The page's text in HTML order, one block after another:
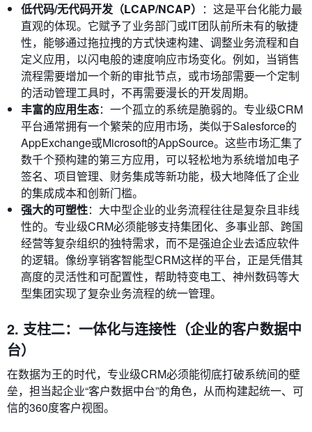
低代码/无代码开发（LCAP/NCAP） ：这是平台化能力最
直观的体现。它赋予了业务部门或IT团队前所未有的敏捷
性，能够通过拖拉拽的方式快速构建、调整业务流程和自
定义应用，以闪电般的速度响应市场变化。例如，当销售
流程需要增加一个新的审批节点，或市场部需要一个定制
的活动管理工具时，不再需要漫长的开发周期。
丰富的应用生态：一个孤立的系统是脆弱的。专业级CRM
平台通常拥有一个繁荣的应用市场，类似于Salesforce的
AppExchange或Microsoft的AppSource。这些市场汇集了
数千个预构建的第三方应用，可以轻松地为系统增加电子
签名、项目管理、财务集成等新功能，极大地降低了企业
的集成成本和创新门槛。
强大的可塑性：大中型企业的业务流程往往是复杂且非线
性的。专业级CRM必须能够支持集团化、多事业部、跨国
经营等复杂组织的独特需求，而不是强迫企业去适应软件
的逻辑。像纷享销客智能型CRM这样的平台，正是凭借其
高度的灵活性和可配置性，帮助特变电工、神州数码等大
型集团实现了复杂业务流程的统一管理。
2. 支柱二：一体化与连接性（企业的客户数据中
台）
在数据为王的时代，专业级CRM必须能彻底打破系统间的壁
垒，担当起企业“客户数据中台”的角色，从而构建起统一、可
信的360度客户视图。